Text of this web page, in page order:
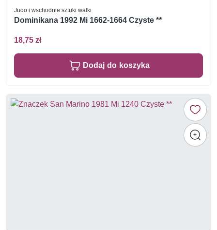
Judo i wschodnie sztuki walki
Dominikana 1992 Mi 1662-1664 Czyste **
18,75 zł
Dodaj do koszyka